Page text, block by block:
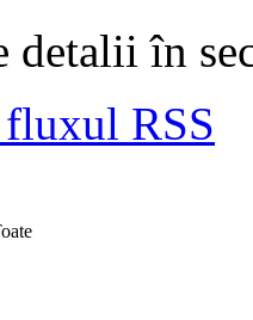
detalii în
RSS